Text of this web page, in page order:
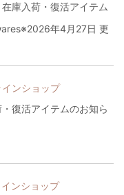
庫入荷・復活アイテム
年4月27日 更
インショップ
復活アイテムのお知ら
ンショップ